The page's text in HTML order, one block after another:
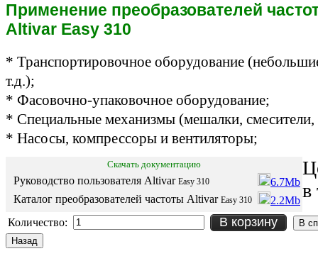
Применение преобразователей
Altivar Easy 310
* Транспортировочное оборудование
т.д.);
* Фасовочно-упаковочное оборудование;
* Специальные механизмы (мешалки,
* Насосы, компрессоры и вентиляторы;
Скачать документацию
Руководство пользователя Altivar Easy 310
6.7Mb
Каталог преобразователей частоты Altivar Easy 310 2.2Mbв
Количество: В корзину